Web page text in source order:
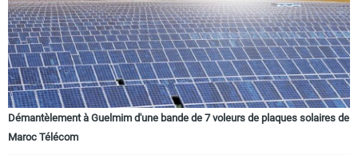
Démantèlement à Guelmim d'une bande de 7 voleurs de plaques solaires de
Maroc Télécom